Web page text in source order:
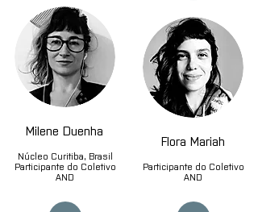
Milene Duenha
Núcleo Curitiba, Brasil
Participante do Coletivo
AND
Flora Mariah
Participante do Coletivo
AND